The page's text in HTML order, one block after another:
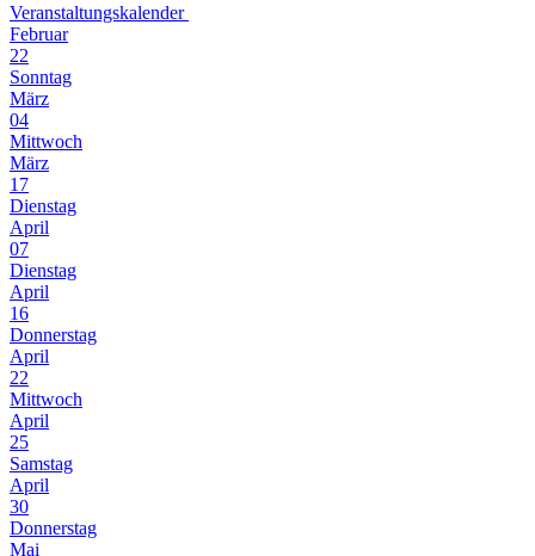
Veranstaltungskalender
Februar
22
Sonntag
März
04
Mittwoch
März
17
Dienstag
April
07
Dienstag
April
16
Donnerstag
April
22
Mittwoch
April
25
Samstag
April
30
Donnerstag
Mai